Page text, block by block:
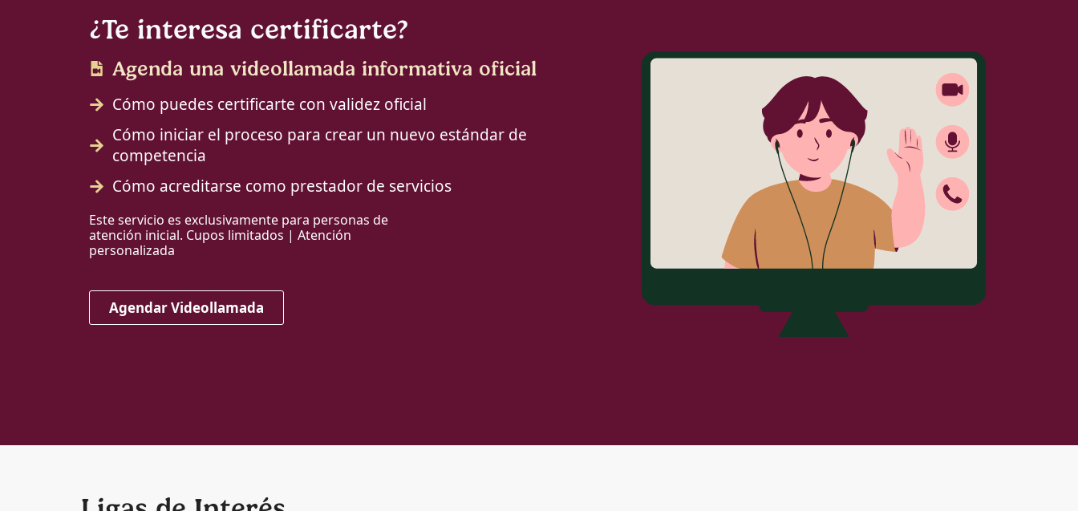
¿Te interesa certificarte?
Agenda una videollamada informativa oficial
Cómo puedes certificarte con validez oficial
Cómo iniciar el proceso para crear un nuevo estándar de
competencia
Cómo acreditarse como prestador de servicios
Este servicio es exclusivamente para personas de
atención inicial. Cupos limitados | Atención
personalizada
Agendar Videollamada